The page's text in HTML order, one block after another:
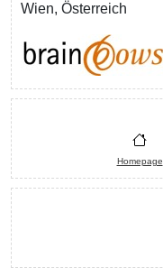
Wien, Österreich
Homepage